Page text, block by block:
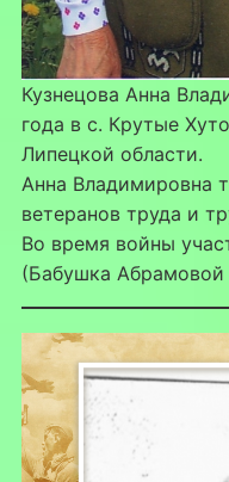
Кузнецова Анна
года в с. Крутые
Липецкой области.
Анна Владимировна
ветеранов труда и
Во время войны
(Бабушка